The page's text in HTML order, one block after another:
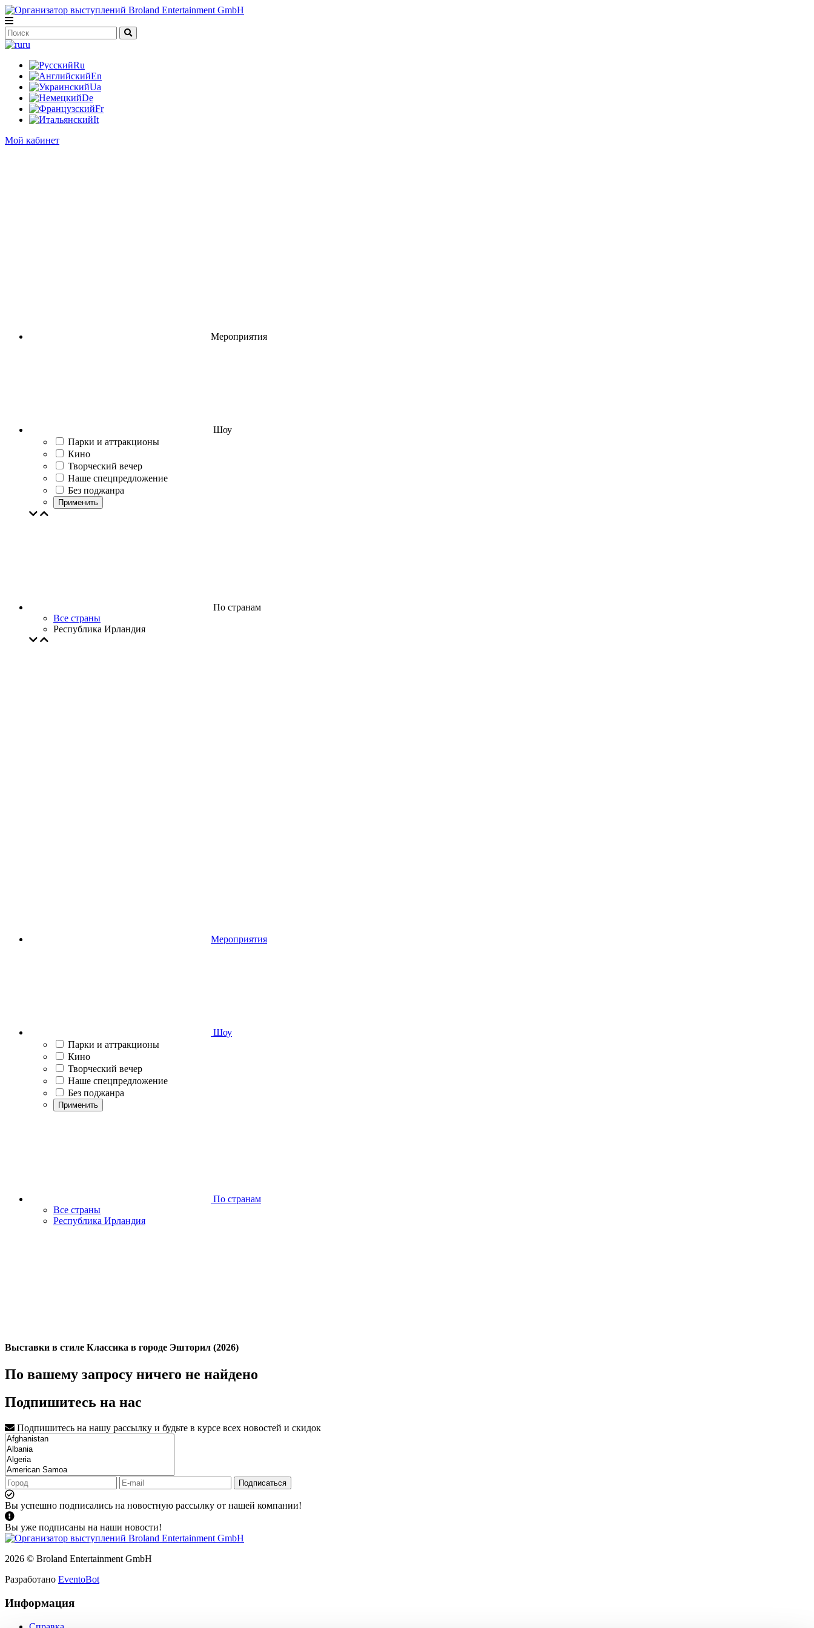
ru
Ru
En
Ua
De
Fr
It
Мой кабинет
Мероприятия
Шоу
Парки и аттракционы
Кино
Творческий вечер
Наше спецпредложение
Без поджанра
Применить
По странам
Все страны
Республика Ирландия
Мероприятия
Шоу
Парки и аттракционы
Кино
Творческий вечер
Наше спецпредложение
Без поджанра
Применить
По странам
Все страны
Республика Ирландия
Выставки в стиле Классика в городе Эшторил (2026)
По вашему запросу ничего не найдено
Подпишитесь на нас
Подпишитесь на нашу рассылку и будьте в курсе всех новостей и скидок
Подписаться
Вы успешно подписались на новостную рассылку от нашей компании!
Вы уже подписаны на наши новости!
2026 © Broland Entertainment GmbH
Разработано EventoBot
Информация